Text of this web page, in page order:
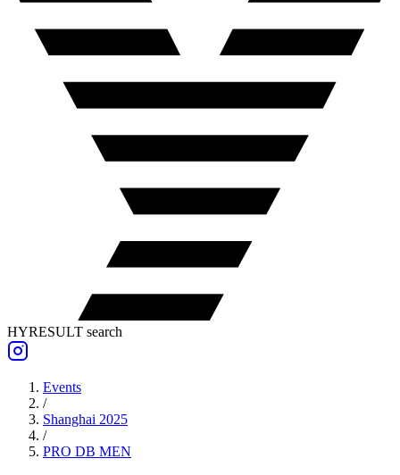
HYRESULT search
Events
/
Shanghai 2025
/
PRO DB MEN